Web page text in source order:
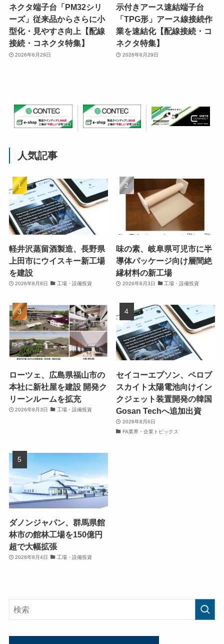
ネクタ端子台「PM32シリ
ーズ」従来品からさらに小
型化・見やすさ向上【配線
接続・コネクタ特集】
2026年6月29日
示付きアース速結端子台
「TPG形」アース線接続作
業を速結化【配線接続・コ
ネクタ特集】
2026年6月29日
人気記事
軽井沢蒸留酒製造、長野県
上田市にウイスキー新工場
を建設
2026年8月8日 工場・設備投資
味の素、岐阜県可児市に半
導体パッケージ向け層間絶
縁材料の新工場
2026年8月3日 工場・設備投資
ローツェ、広島県福山市の
本社に新社屋を建設 開発ク
リーンルームを拡充
2026年8月3日 工場・設備投資
セイコーエプソン、ペロブ
スカイト太陽電池向けイン
クジェット装置開発の韓国
Gosan Techへ追加出資
2026年8月6日
FA業界・企業トピックス
ダノンジャパン、群馬県館
林市の館林工場を150億円
超で大幅拡張
2026年8月4日 工場・設備投資